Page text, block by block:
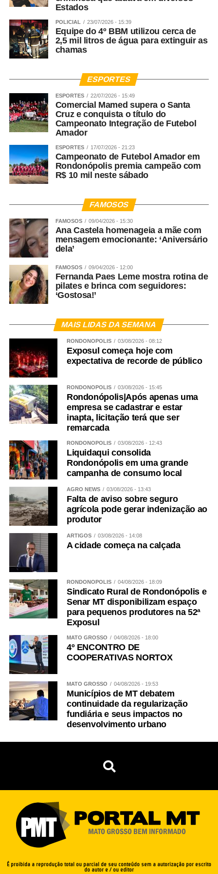
WhatsApp
Facebook
Twitter
Messenger
LinkedIn
Share
Estados
POLICIAL 23/07/2026 - 15:39
Equipe do 4º BBM utilizou cerca de
2,5 mil litros de água para extinguir as
chamas
ESPORTES
ESPORTES 22/07/2026 - 15:49
Comercial Mamed supera o Santa
Cruz e conquista o título do
Campeonato Integração de Futebol
Amador
ESPORTES 17/07/2026 - 21:23
Campeonato de Futebol Amador em
Rondonópolis premia campeão com
R$ 10 mil neste sábado
FAMOSOS
FAMOSOS 09/04/2026 - 15:30
Ana Castela homenageia a mãe com
mensagem emocionante: ‘Aniversário
dela’
FAMOSOS 09/04/2026 - 12:00
Fernanda Paes Leme mostra rotina de
pilates e brinca com seguidores:
‘Gostosa!’
MAIS LIDAS DA SEMANA
RONDONÓPOLIS 03/08/2026 - 08:12
Exposul começa hoje com
expectativa de recorde de público
RONDONÓPOLIS 03/08/2026 - 15:45
Rondonópolis|Após apenas uma
empresa se cadastrar e estar
inapta, licitação terá que ser
remarcada
RONDONÓPOLIS 03/08/2026 - 12:43
Liquidaqui consolida
Rondonópolis em uma grande
campanha de consumo local
AGRO NEWS 03/08/2026 - 13:43
Falta de aviso sobre seguro
agrícola pode gerar indenização ao
produtor
ARTIGOS 03/08/2026 - 14:08
A cidade começa na calçada
RONDONÓPOLIS 04/08/2026 - 18:09
Sindicato Rural de Rondonópolis e
Senar MT disponibilizam espaço
para pequenos produtores na 52ª
Exposul
MATO GROSSO 04/08/2026 - 18:00
4º ENCONTRO DE
COOPERATIVAS NORTOX
MATO GROSSO 04/08/2026 - 19:53
Municípios de MT debatem
continuidade da regularização
fundiária e seus impactos no
desenvolvimento urbano
É proibida a reprodução total ou parcial de seu conteúdo sem a autorização por escrito
do autor e / ou editor